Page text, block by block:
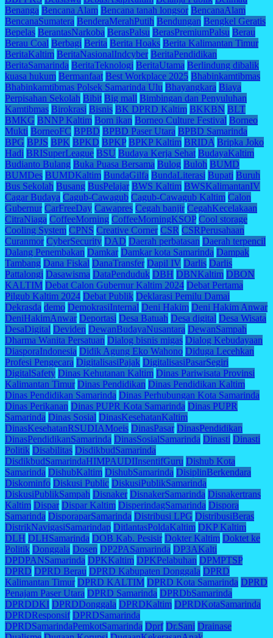
Benanga Bencana Alam Bencana tanah longsor BencanaAlam
BencanaSumatera BenderaMerahPutih Bendungan Bengkel Geratis
Bepelas BerantasNarkoba BerasPalsu BerasPremiumPalsu Berau
Berau Coal Berbagi Berita Berita Hoaks Berita Kalimantan Timur
BeritaKaltim BeritaNasionalIndcyber BeritaPendidikan
BeritaSamarinda BeritaTeknologi BeritaUtama Berlindung dibalik
kuasa hukum Bermanfaat Best Workplace 2025 Bhabinkamtibmas
Bhabinkamtibmas Polsek Samarinda Ulu Bhayangkara Biaya
Perpisahan Sekolah Bibit Big mall Bimbingan dan Penyuluhan
Kamtibmas Birokrasi Bisnis BK DPRD Kaltim BKKBN BLT
BMKG BNNP Kaltim Bom ikan Borneo Culture Festival Borneo
Mukti BorneoFC BPBD BPBD Paser Utara BPBD Samarinda
BPG BPJS BPK BPKD BPKP BPKP Kaltim BRIDA Bripka Joko
Hadi BRISuperLeague BSU Budaya Kerja Sehat BudayaKaltim
Budianto Bulang Buka Puasa Bersama Bulog Buloh BUMD
BUMDes BUMDKaltim BundaGilfa BundaLiterasi Bupati Buruh
Bus Sekolah Busang BusPelajar BWS Kaltim BWSKalimantanIV
Cagar Budaya Cagub-Cawagub Cagub-Cawagub Kaltim Calon
Gubernur CarFreeDay Cawapres Cegah banjir CegahKecelakaan
CitraNiaga CoffeeMorning CoffeeMorningKSOP Cool storage
Cooling System CPNS Creative Corner CSR CSRPerusahaan
Curanmor CyberSecurity DAD Daerah perbatasan Daerah terpencil
Dalang Penembakan Damkar Damkar kota Samarinda Dampak
Tambang Dana Fiskal DanaTransfer Dapil IV Darlis Darlis
Pattalongi Dasawisma DataPenduduk DBH DBNKaltim DBON
KALTIM Debat Calon Gubernur Kaltim 2024 Debat Pertama
Pilgub Kaltim 2024 Debat Publik Deklarasi Pemilu Damai
Dekrasda demo DemokrasiInternal Deni Hakim Deni Hakim Anwar
DeniHakimAnwar Deportasi Desa Batuah Desa digital Desa Wisata
DesaDigital Deviden DewanBudayaNusantara DewanSampah
Dharma Wanita Persatuan Dialog bisnis migas Dialog Kebudayaan
DiasporaIndonesia Didik Agung Eko Wahono Diduga Lecehkan
Profesi Pengecara DigitalisasiPajak DigitalisasiPasarSegiri
DigitalSafety Dinas Kehutanan Kaltim Dinas Pariwisata Provinsi
Kalimantan Timur Dinas Pendidikan Dinas Pendidikan Kaltim
Dinas Pendidikan Samarinda Dinas Perhubungan Kota Samarinda
Dinas Perikanan Dinas PUPR Kota Samarinda Dinas PUPR
Samarinda Dinas Sosial DinasKesehatanKaltim
DinasKesehatanRSUDIAMoeis DinasPasar DinasPendidikan
DinasPendidikanSamarinda DinasSosialSamarinda Dinasti Dinasti
Politik Disabilitas DisdikbudSamarinda
DisdikbudSamarindaHIMPAUDIInsentifGuru Dishub Kota
Samarinda DishubKaltim DishubSamarinda DisiplinBerkendara
Diskominfo Diskusi Public DiskusiPublikSamarinda
DiskusiPublikSampah Disnaker DisnakerSamarinda Disnakertrans
Kaltim Dispar Dispar Kaltim DisperindagSamarinda Dispora
Samarinda DisporaparSamarinda Distribusi LPG DistribusiBeras
DistrikNavigasiSamarindap DitlantasPoldaKaltim DKP Kaltim
DLH DLHSamarinda DOB Kab. Pesisir Dokter Kaltim Doktet ke
Politik Donggala Dosen DP2PASamarinda DP3AKalti
DPDPANSamarinda DPKKaltim DPKPelabuhan DPMPTSP
DPRD DPRD Berau DPRD Kabupaten Donggala DPRD
Kalimantan Timur DPRD KALTIM DPRD Kota Samarinda DPRD
Penajam Paser Utara DPRD Samarinda DPRDbSamarinda
DPRDDKI DPRDDonggala DPRDKaltim DPRDKotaSamarinda
DPRDResponsif DPRDSamarinda
DPRDSamarindaPemkotSamarinda Dprf Dr.Sani Drainase